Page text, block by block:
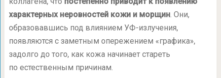
характерных неровностей кожи и морщин. Они,
образовавшись под влиянием УФ-излучения,
появляются с заметным опережением «графика»,
задолго до того, как кожа начинает стареть
по естественным причинам.